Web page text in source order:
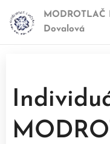
MODROTLAČ
Dovalová